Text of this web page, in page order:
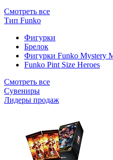
Смотреть все
Тип Funko
Фигурки
Брелок
Фигурки Funko Mystery
Funko Pint Size Heroes
Смотреть все
Сувениры
Лидеры продаж